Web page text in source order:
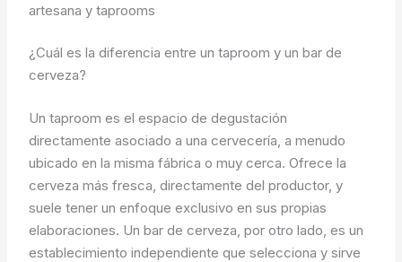
artesana y taprooms
¿Cuál es la diferencia entre un taproom y un bar de
cerveza?
Un taproom es el espacio de degustación
directamente asociado a una cervecería, a menudo
ubicado en la misma fábrica o muy cerca. Ofrece la
cerveza más fresca, directamente del productor, y
suele tener un enfoque exclusivo en sus propias
elaboraciones. Un bar de cerveza, por otro lado, es un
establecimiento independiente que selecciona y sirve